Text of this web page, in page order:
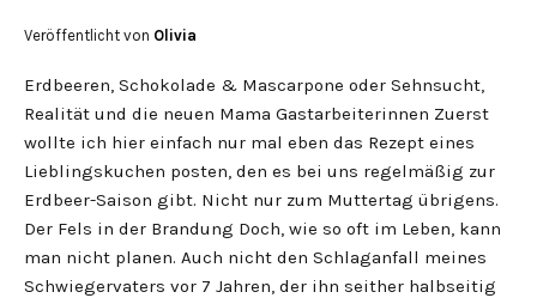
Veröffentlicht von Olivia
Erdbeeren, Schokolade & Mascarpone oder Sehnsucht,
Realität und die neuen Mama Gastarbeiterinnen Zuerst
wollte ich hier einfach nur mal eben das Rezept eines
Lieblingskuchen posten, den es bei uns regelmäßig zur
Erdbeer-Saison gibt. Nicht nur zum Muttertag übrigens.
Der Fels in der Brandung Doch, wie so oft im Leben, kann
man nicht planen. Auch nicht den Schlaganfall meines
Schwiegervaters vor 7 Jahren, der ihn seither halbseitig